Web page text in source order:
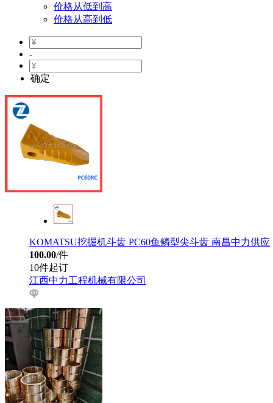
价格从低到高
价格从高到低
-
确定
KOMATSU挖掘机斗齿 PC60鱼鳞型尖斗齿 南昌中力供应
100.00/件
10件起订
江西中力工程机械有限公司